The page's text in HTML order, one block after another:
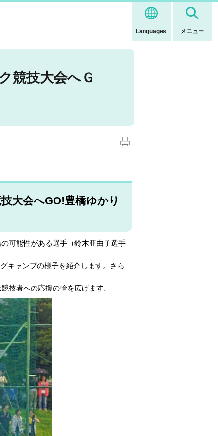
Languages メニュー
競技大会へＧ
大会へGO!豊橋ゆかり
可能性がある選手（鈴木亜由子選手
キャンプの様子を紹介します。さら
技者への応援の輪を広げます。